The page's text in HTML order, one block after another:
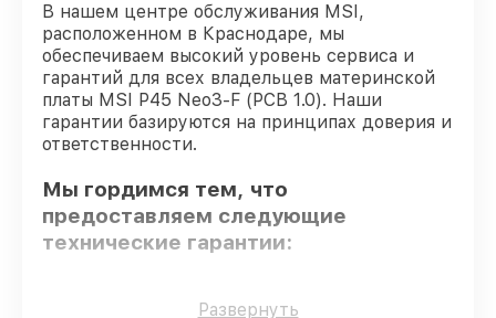
В нашем центре обслуживания MSI,
расположенном в Краснодаре, мы
обеспечиваем высокий уровень сервиса и
гарантий для всех владельцев материнской
платы MSI P45 Neo3-F (PCB 1.0). Наши
гарантии базируются на принципах доверия и
ответственности.
Мы гордимся тем, что
предоставляем следующие
технические гарантии:
Только фирменные комплектующие
Развернуть